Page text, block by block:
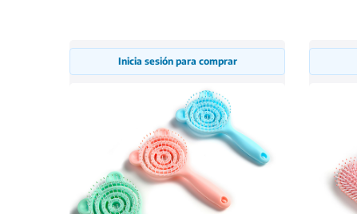
Inicia sesión para comprar